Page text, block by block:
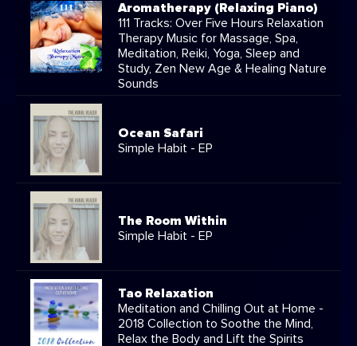
Aromatherapy (Relaxing Piano)
111 Tracks: Over Five Hours Relaxation
Therapy Music for Massage, Spa,
Meditation, Reiki, Yoga, Sleep and
Study, Zen New Age & Healing Nature
Sounds
Ocean Safari
Simple Habit - EP
The Room Within
Simple Habit - EP
Tao Relaxation
Meditation and Chilling Out at Home -
2018 Collection to Soothe the Mind,
Relax the Body and Lift the Spirits